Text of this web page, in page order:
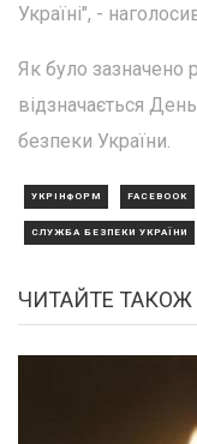
Україні", -
Як було зазначено
відзначається
безпеки України.
УКРІНФОРМ FACEBOOK
СЛУЖБА БЕЗПЕКИ УКРАЇНИ
ЧИТАЙТЕ ТАКОЖ